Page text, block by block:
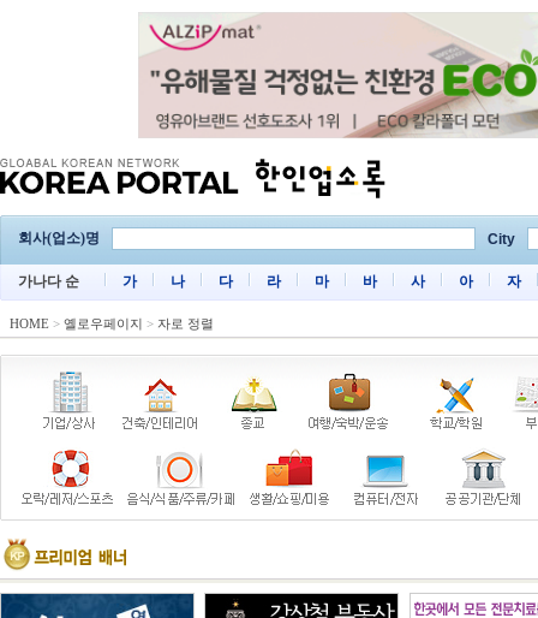
회사(업소)명 City
가나다 순 가 나 다 라 마 바 사 아 자
HOME > 옐로우페이지 > 자로 정렬